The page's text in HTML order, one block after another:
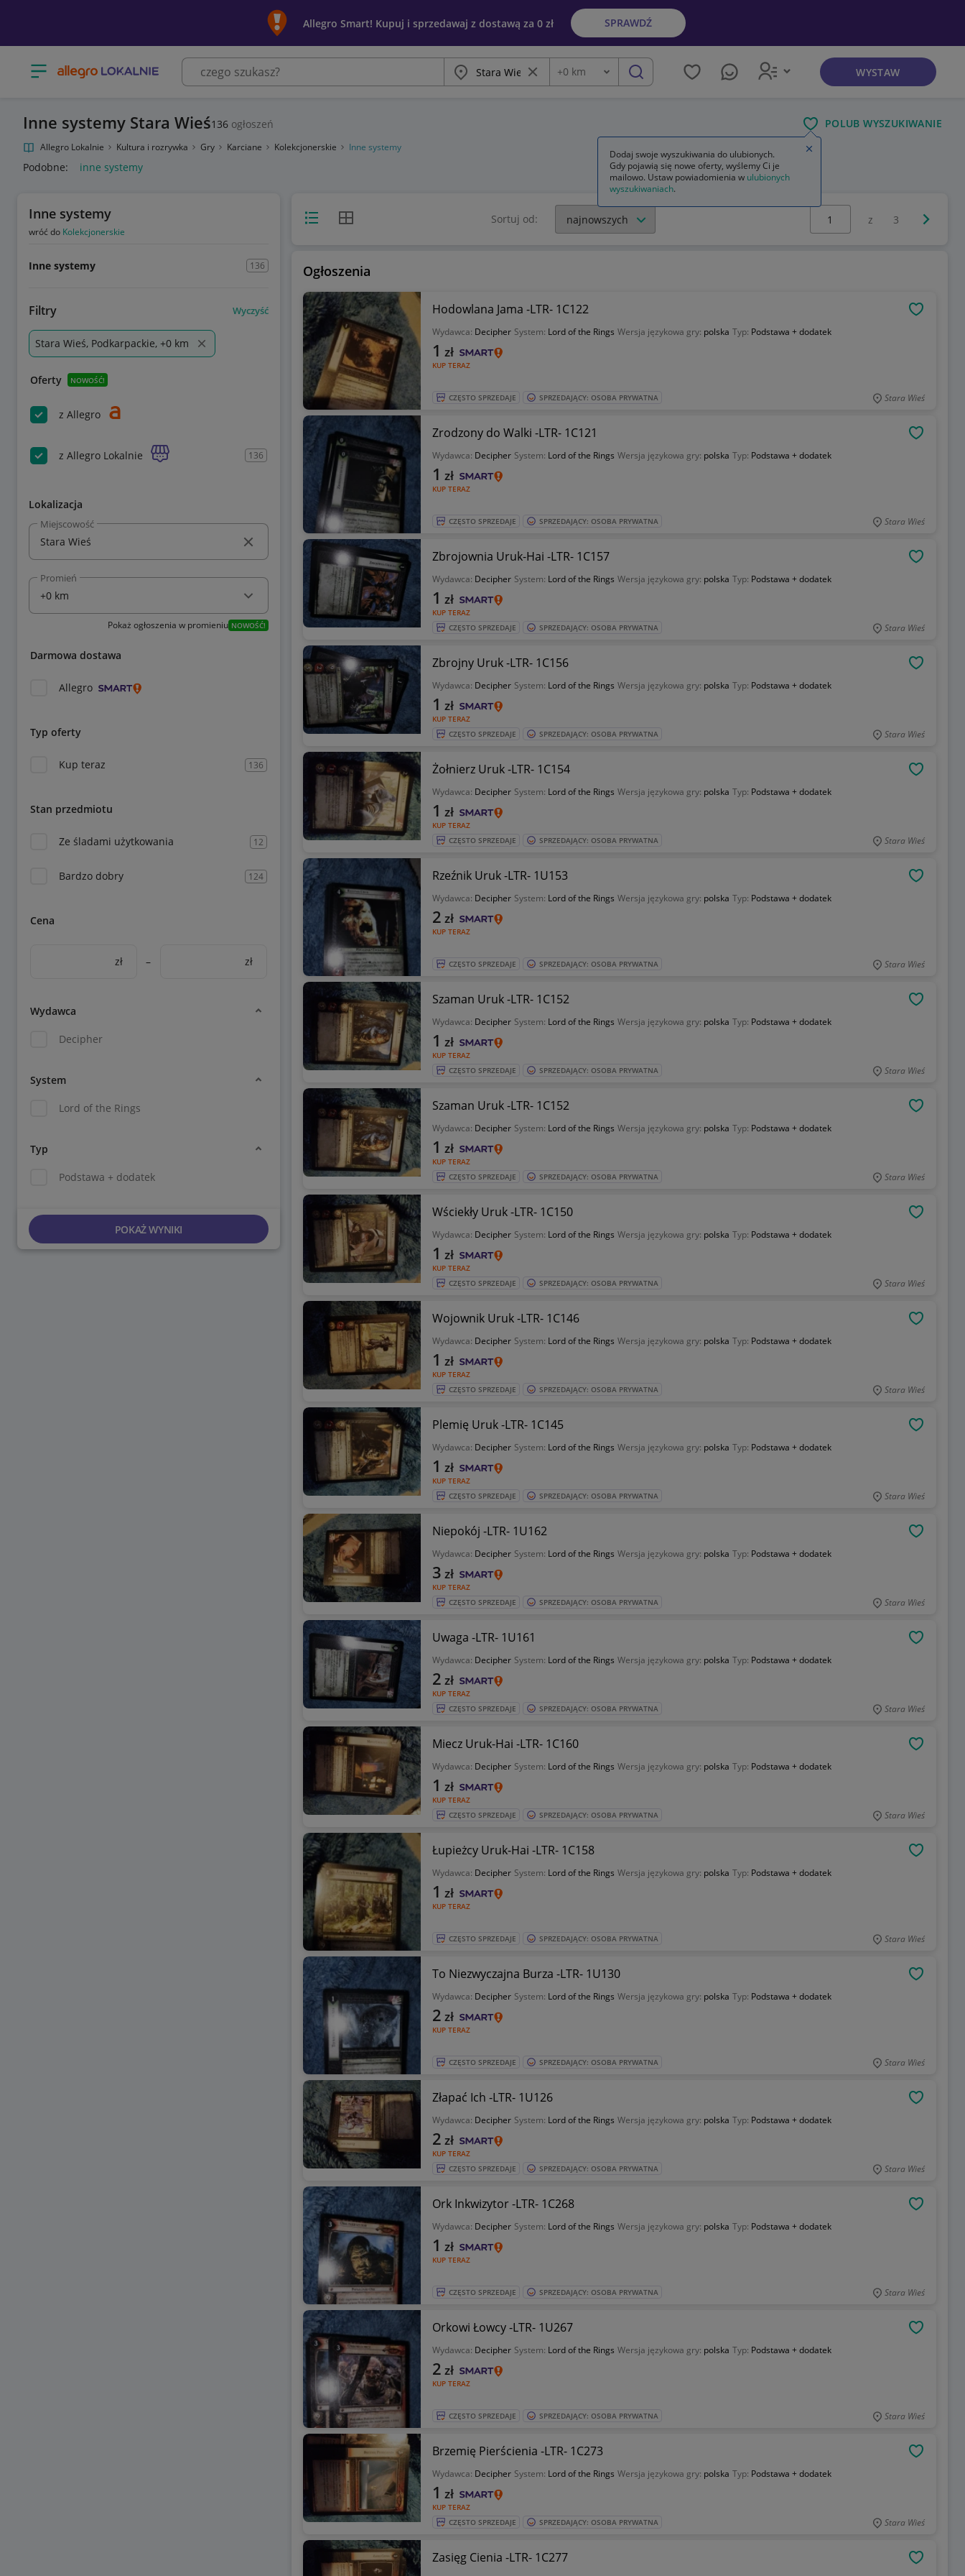
Allegro Smart! Kupuj i sprzedawaj z dostawą za 0 zł SPRAWDŹ
Otwórz menu z kategoriami Miasto Wyczyść frazę
Odległość
+0 km szukaj WYSTAW
Inne systemy Stara Wieś136 ogłoszeń POLUB WYSZUKIWANIE
Allegro Lokalnie Kultura i rozrywka Gry Karciane Kolekcjonerskie Inne systemy
Podobne: inne systemy
Inne systemy
wróć do Kolekcjonerskie
Inne systemy 136
Filtry Wyczyść
Stara Wieś, Podkarpackie, +0 km
Oferty NOWOŚĆ!
z Allegro
z Allegro Lokalnie 136
Lokalizacja
Miejscowość
Promień
Pokaż ogłoszenia w promieniu NOWOŚĆ!
Darmowa dostawa
Allegro
Typ oferty
Kup teraz 136
Stan przedmiotu
Ze śladami użytkowania 12
Bardzo dobry 124
Cena
zł – zł
Wydawca
Decipher
System
Lord of the Rings
Typ
Podstawa + dodatek
POKAŻ WYNIKI
Widok listyWidok siatki Sortuj od:
Wybierz stronę:
z 3
Ogłoszenia
Hodowlana Jama -LTR- 1C122
Wydawca: Decipher System: Lord of the Rings Wersja językowa gry: polska Typ: Podstawa + dodatek
KUP TERAZ
1 zł
CZĘSTO SPRZEDAJE SPRZEDAJĄCY: OSOBA PRYWATNA Stara Wieś
Zrodzony do Walki -LTR- 1C121
Wydawca: Decipher System: Lord of the Rings Wersja językowa gry: polska Typ: Podstawa + dodatek
KUP TERAZ
1 zł
CZĘSTO SPRZEDAJE SPRZEDAJĄCY: OSOBA PRYWATNA Stara Wieś
Zbrojownia Uruk-Hai -LTR- 1C157
Wydawca: Decipher System: Lord of the Rings Wersja językowa gry: polska Typ: Podstawa + dodatek
KUP TERAZ
1 zł
CZĘSTO SPRZEDAJE SPRZEDAJĄCY: OSOBA PRYWATNA Stara Wieś
Zbrojny Uruk -LTR- 1C156
Wydawca: Decipher System: Lord of the Rings Wersja językowa gry: polska Typ: Podstawa + dodatek
KUP TERAZ
1 zł
CZĘSTO SPRZEDAJE SPRZEDAJĄCY: OSOBA PRYWATNA Stara Wieś
Żołnierz Uruk -LTR- 1C154
Wydawca: Decipher System: Lord of the Rings Wersja językowa gry: polska Typ: Podstawa + dodatek
KUP TERAZ
1 zł
CZĘSTO SPRZEDAJE SPRZEDAJĄCY: OSOBA PRYWATNA Stara Wieś
Rzeźnik Uruk -LTR- 1U153
Wydawca: Decipher System: Lord of the Rings Wersja językowa gry: polska Typ: Podstawa + dodatek
KUP TERAZ
2 zł
CZĘSTO SPRZEDAJE SPRZEDAJĄCY: OSOBA PRYWATNA Stara Wieś
Szaman Uruk -LTR- 1C152
Wydawca: Decipher System: Lord of the Rings Wersja językowa gry: polska Typ: Podstawa + dodatek
KUP TERAZ
1 zł
CZĘSTO SPRZEDAJE SPRZEDAJĄCY: OSOBA PRYWATNA Stara Wieś
Szaman Uruk -LTR- 1C152
Wydawca: Decipher System: Lord of the Rings Wersja językowa gry: polska Typ: Podstawa + dodatek
KUP TERAZ
1 zł
CZĘSTO SPRZEDAJE SPRZEDAJĄCY: OSOBA PRYWATNA Stara Wieś
Wściekły Uruk -LTR- 1C150
Wydawca: Decipher System: Lord of the Rings Wersja językowa gry: polska Typ: Podstawa + dodatek
KUP TERAZ
1 zł
CZĘSTO SPRZEDAJE SPRZEDAJĄCY: OSOBA PRYWATNA Stara Wieś
Wojownik Uruk -LTR- 1C146
Wydawca: Decipher System: Lord of the Rings Wersja językowa gry: polska Typ: Podstawa + dodatek
KUP TERAZ
1 zł
CZĘSTO SPRZEDAJE SPRZEDAJĄCY: OSOBA PRYWATNA Stara Wieś
Plemię Uruk -LTR- 1C145
Wydawca: Decipher System: Lord of the Rings Wersja językowa gry: polska Typ: Podstawa + dodatek
KUP TERAZ
1 zł
CZĘSTO SPRZEDAJE SPRZEDAJĄCY: OSOBA PRYWATNA Stara Wieś
Niepokój -LTR- 1U162
Wydawca: Decipher System: Lord of the Rings Wersja językowa gry: polska Typ: Podstawa + dodatek
KUP TERAZ
3 zł
CZĘSTO SPRZEDAJE SPRZEDAJĄCY: OSOBA PRYWATNA Stara Wieś
Uwaga -LTR- 1U161
Wydawca: Decipher System: Lord of the Rings Wersja językowa gry: polska Typ: Podstawa + dodatek
KUP TERAZ
2 zł
CZĘSTO SPRZEDAJE SPRZEDAJĄCY: OSOBA PRYWATNA Stara Wieś
Miecz Uruk-Hai -LTR- 1C160
Wydawca: Decipher System: Lord of the Rings Wersja językowa gry: polska Typ: Podstawa + dodatek
KUP TERAZ
1 zł
CZĘSTO SPRZEDAJE SPRZEDAJĄCY: OSOBA PRYWATNA Stara Wieś
Łupieżcy Uruk-Hai -LTR- 1C158
Wydawca: Decipher System: Lord of the Rings Wersja językowa gry: polska Typ: Podstawa + dodatek
KUP TERAZ
1 zł
CZĘSTO SPRZEDAJE SPRZEDAJĄCY: OSOBA PRYWATNA Stara Wieś
To Niezwyczajna Burza -LTR- 1U130
Wydawca: Decipher System: Lord of the Rings Wersja językowa gry: polska Typ: Podstawa + dodatek
KUP TERAZ
2 zł
CZĘSTO SPRZEDAJE SPRZEDAJĄCY: OSOBA PRYWATNA Stara Wieś
Złapać Ich -LTR- 1U126
Wydawca: Decipher System: Lord of the Rings Wersja językowa gry: polska Typ: Podstawa + dodatek
KUP TERAZ
2 zł
CZĘSTO SPRZEDAJE SPRZEDAJĄCY: OSOBA PRYWATNA Stara Wieś
Ork Inkwizytor -LTR- 1C268
Wydawca: Decipher System: Lord of the Rings Wersja językowa gry: polska Typ: Podstawa + dodatek
KUP TERAZ
1 zł
CZĘSTO SPRZEDAJE SPRZEDAJĄCY: OSOBA PRYWATNA Stara Wieś
Orkowi Łowcy -LTR- 1U267
Wydawca: Decipher System: Lord of the Rings Wersja językowa gry: polska Typ: Podstawa + dodatek
KUP TERAZ
2 zł
CZĘSTO SPRZEDAJE SPRZEDAJĄCY: OSOBA PRYWATNA Stara Wieś
Brzemię Pierścienia -LTR- 1C273
Wydawca: Decipher System: Lord of the Rings Wersja językowa gry: polska Typ: Podstawa + dodatek
KUP TERAZ
1 zł
CZĘSTO SPRZEDAJE SPRZEDAJĄCY: OSOBA PRYWATNA Stara Wieś
Zasięg Cienia -LTR- 1C277
Dodaj swoje wyszukiwania do ulubionych.
Gdy pojawią się nowe oferty, wyślemy Ci je
mailowo. Ustaw powiadomienia w ulubionych
wyszukiwaniach.
Zamknij wskazówkę